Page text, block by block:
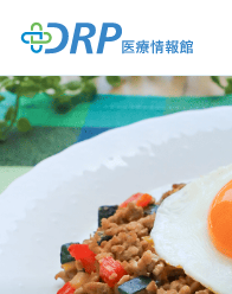
最新の注目記事
栄養健康レシピ